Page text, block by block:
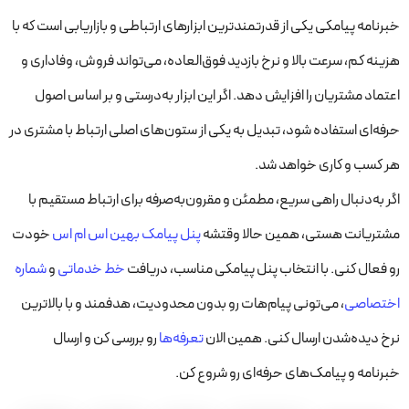
خبرنامه پیامکی یکی از قدرتمندترین ابزارهای ارتباطی و بازاریابی است که با
هزینه کم، سرعت بالا و نرخ بازدید فوق‌العاده، می‌تواند فروش، وفاداری و
اعتماد مشتریان را افزایش دهد. اگر این ابزار به‌درستی و بر اساس اصول
حرفه‌ای استفاده شود، تبدیل به یکی از ستون‌های اصلی ارتباط با مشتری در
هر کسب و کاری خواهد شد.
اگر به‌دنبال راهی سریع، مطمئن و مقرون‌به‌صرفه برای ارتباط مستقیم با
مشتریانت هستی، همین حالا وقتشهپنل پیامک بهین اس ام اسخودت
رو فعال کنی. با انتخاب پنل پیامکی مناسب، دریافتخط خدماتیوشماره
اختصاصی، می‌تونی پیام‌هات رو بدون محدودیت، هدفمند و با بالاترین
نرخ دیده‌شدن ارسال کنی. همین الانتعرفه‌هارو بررسی کن و ارسال
خبرنامه و پیامک‌های حرفه‌ای رو شروع کن.